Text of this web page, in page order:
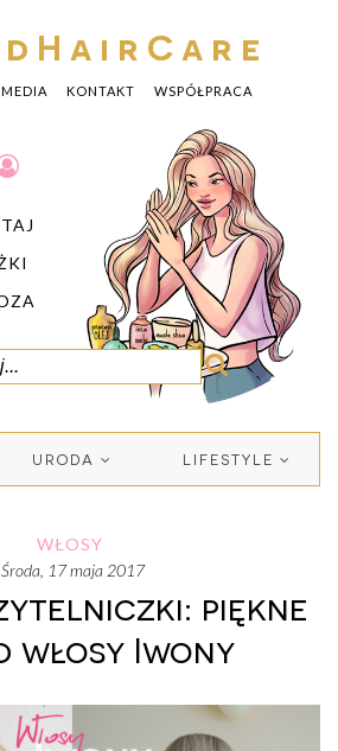
MEDIA KONTAKT WSPÓŁPRACA
URODA LIFESTYLE
WŁOSY
środa, 17 maja 2017
piękne
włosy Iwony